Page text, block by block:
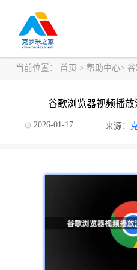
当前位置： 首页 > 帮助中心> 谷
谷歌浏览器视频播
2026-01-17 来源：